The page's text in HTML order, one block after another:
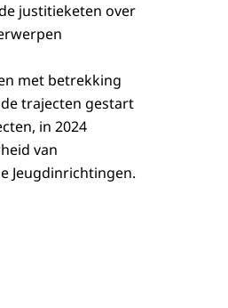
justitieketen over
met betrekking
trajecten gestart
in 2024
van
Jeugdinrichtingen.